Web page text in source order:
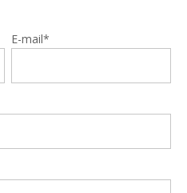
E-mail*